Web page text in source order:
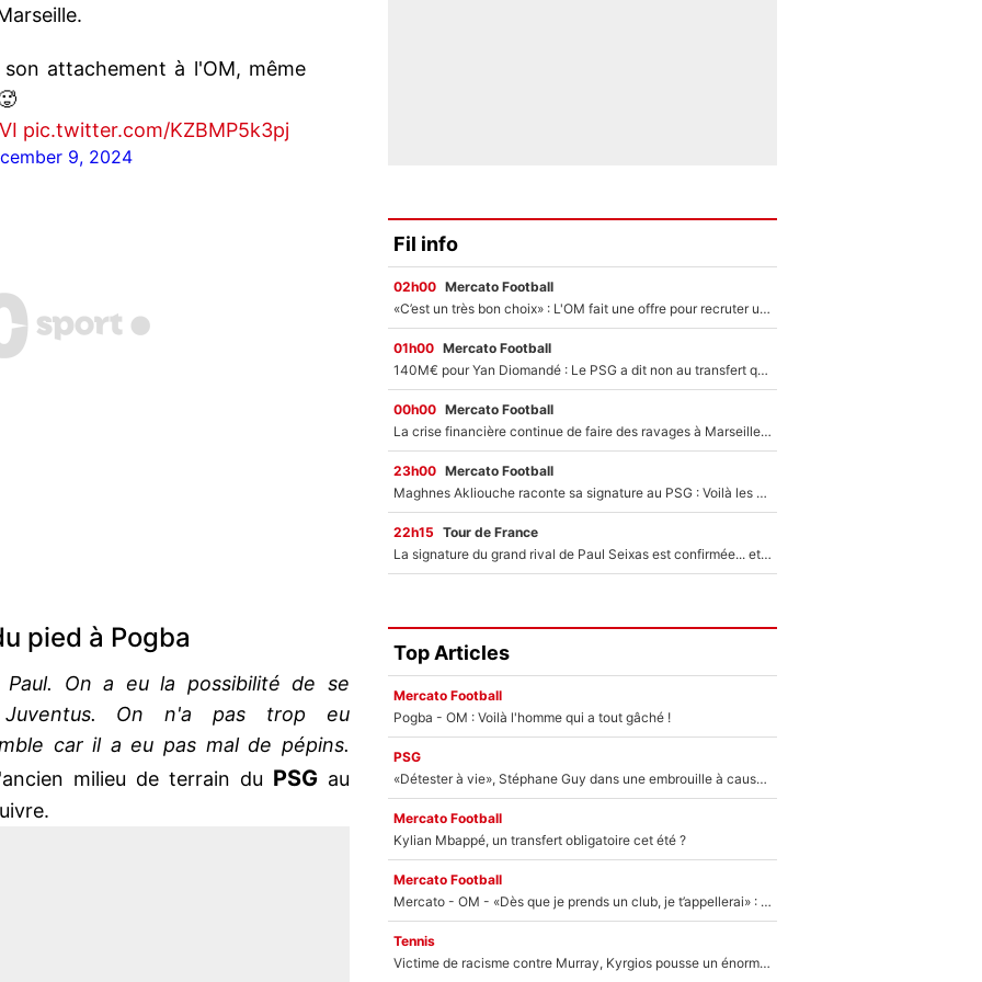
attachement à l'OM, même
pic.twitter.com/KZBMP5k3pj
9, 2024
pied à Pogba
Paul. On a eu la possibilité de se
On n'a pas trop eu
car il a eu pas mal de pépins.
milieu de terrain du PSG au
Fil info
02h00 Mercato Football
«C’est un très bon choix» : L'OM fait une offre pour recruter un ancien joueur du PSG... et c'est validé dans l'After Foot !
01h00 Mercato Football
140M€ pour Yan Diomandé : Le PSG a dit non au transfert qui bat tous les records sur le mercato
00h00 Mercato Football
La crise financière continue de faire des ravages à Marseille : L’OM a placé 12 joueurs sur le marché des transferts… et ça pourrait lui rapporter près de 100M€ !
23h00 Mercato Football
Maghnes Akliouche raconte sa signature au PSG : Voilà les coulisses de son transfert de rêve à 50M€
22h15 Tour de France
La signature du grand rival de Paul Seixas est confirmée... et c'est une excellente nouvelle pour l'équipe Decathlon-CMA CGM !
Top Articles
Mercato Football
Pogba - OM : Voilà l'homme qui a tout gâché !
PSG
«Détester à vie», Stéphane Guy dans une embrouille à cause du PSG !
Mercato Football
Kylian Mbappé, un transfert obligatoire cet été ?
Mercato Football
Mercato - OM - «Dès que je prends un club, je t’appellerai» : La promesse de Marcelino au moment de claquer la porte
Tennis
Victime de racisme contre Murray, Kyrgios pousse un énorme coup de gueule !